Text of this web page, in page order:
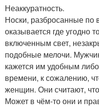
Неаккуратность.
Носки, разбросанные по
оказывается где угодно
включенным свет,
подобные мелочи.
кажется им удобным
времени, к сожалению,
женщин. Они считают,
Может в чём-то они и